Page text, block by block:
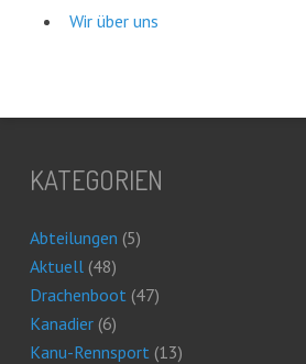
Wir über uns
KATEGORIEN
Abteilungen (5)
Aktuell (48)
Drachenboot (47)
Kanadier(6)
Kanu-Rennsport (13)